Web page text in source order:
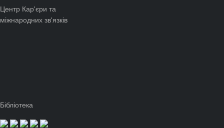
Центр Кар'єри та
міжнародних зв'язків
Бібліотека